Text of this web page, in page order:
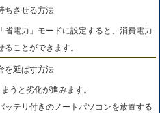
ちさせる方法
省電力」モードに設定すると、消費電力
ことができます。
を延ばす方法
うと劣化が進みます。
ッテリ付きのノートパソコンを放置する